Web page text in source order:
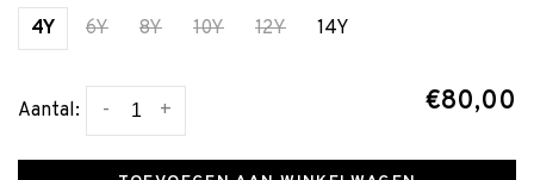
4Y 6Y 8Y 10Y 12Y 14Y
Aantal: +
- €80,00